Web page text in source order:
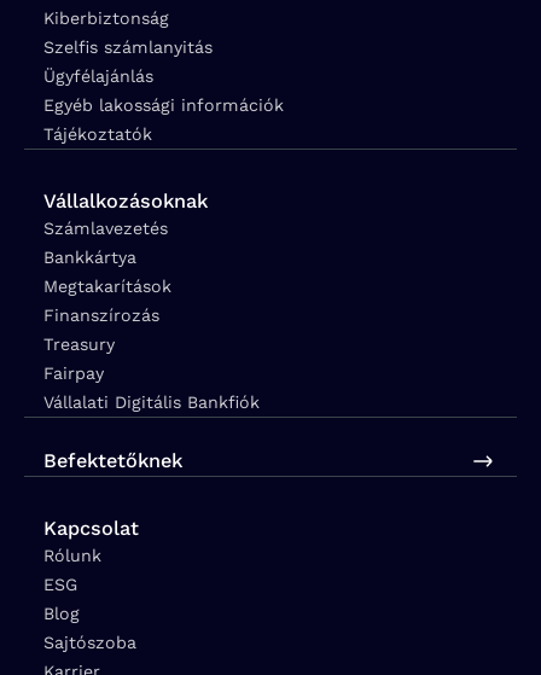
Kiberbiztonság
Szelfis számlanyitás
Ügyfélajánlás
Egyéb lakossági információk
Tájékoztatók
Vállalkozásoknak
Számlavezetés
Bankkártya
Megtakarítások
Finanszírozás
Treasury
Fairpay
Vállalati Digitális Bankfiók
Befektetőknek
Kapcsolat
Rólunk
ESG
Blog
Sajtószoba